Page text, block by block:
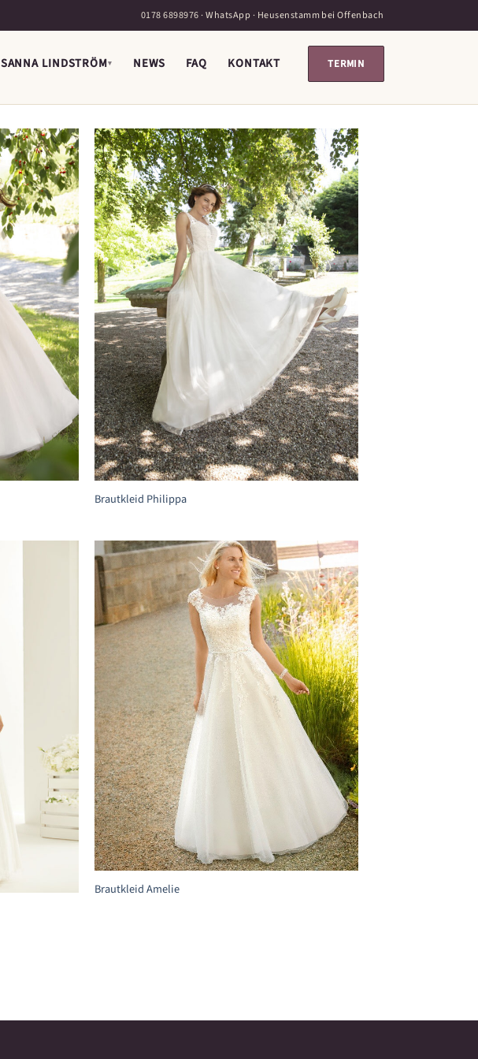
0178 6898976 ·WhatsApp · Heusenstamm bei Offenbach
SANNA LINDSTRÖM▾ NEWS FAQ KONTAKT TERMIN
+
Brautkleid Philippa
+
Brautkleid Amelie